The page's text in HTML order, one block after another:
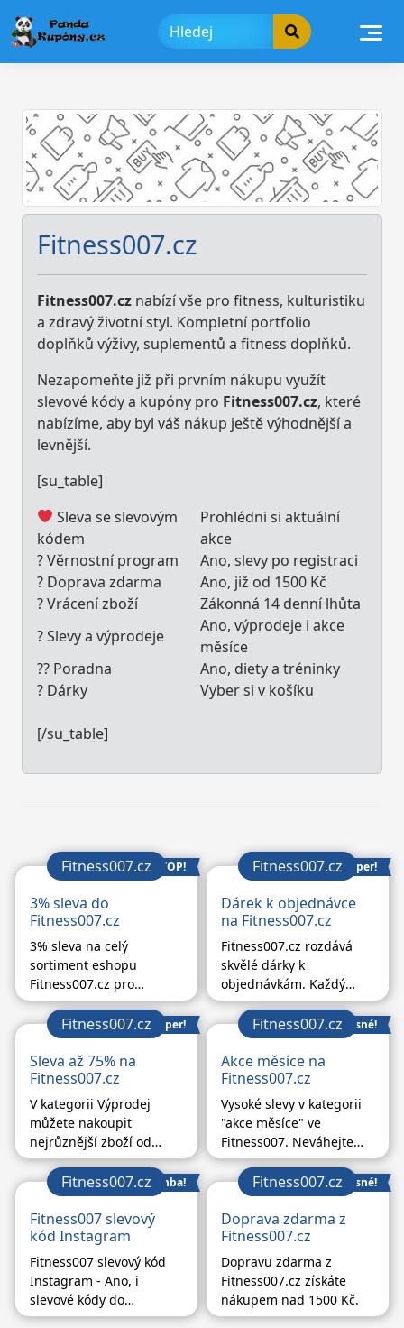
to
content
Fitness007.cz
Fitness007.cz nabízí vše pro fitness, kulturistiku
a zdravý životní styl. Kompletní portfolio
doplňků výživy, suplementů a fitness doplňků.
Nezapomeňte již při prvním nákupu využít
slevové kódy a kupóny pro Fitness007.cz, které
nabízíme, aby byl váš nákup ještě výhodnější a
levnější.
[su_table]
Sleva se slevovým
kódem
Prohlédni si aktuální
akce
? Věrnostní program
Ano, slevy po registraci
? Doprava zdarma
Ano, již od 1500 Kč
? Vrácení zboží
Zákonná 14 denní lhůta
? Slevy a výprodeje
Ano, výprodeje i akce
měsíce
?? Poradna
Ano, diety a tréninky
? Dárky
Vyber si v košíku
[/su_table]
TOP!
Fitness007.cz
3% sleva do
Fitness007.cz
3% sleva na celý
sortiment eshopu
Fitness007.cz pro
všechny registrované
zákazníky. Tak šup šup,
registrujte se a užijte si
slevu.
Super!
Fitness007.cz
Dárek k objednávce
na Fitness007.cz
Fitness007.cz rozdává
skvělé dárky k
objednávkám. Každý
měsíc se dárky mění,
dokonce si můžete mezi
dárky v košíku sami
vybírat, tak číhejte a
zvolte vždy to, co se vám
nejvíce hodí!
Super!
Fitness007.cz
Sleva až 75% na
Fitness007.cz
V kategorii Výprodej
můžete nakoupit
nejrůznější zboží od
Fitness007.cz se slevou
až 75%.
Úžasné!
Fitness007.cz
Akce měsíce na
Fitness007.cz
Vysoké slevy v kategorii
"akce měsíce" ve
Fitness007. Neváhejte
využít nákupy z této
kategorie a ušetřete na
zlevněném zboží.
Bomba!
Fitness007.cz
Fitness007 slevový
kód Instagram
Fitness007 slevový kód
Instagram - Ano, i
slevové kódy do
Fitness007 se objevují na
Úžasné!
Fitness007.cz
Doprava zdarma z
Fitness007.cz
Dopravu zdarma z
Fitness007.cz získáte
nákupem nad 1500 Kč.